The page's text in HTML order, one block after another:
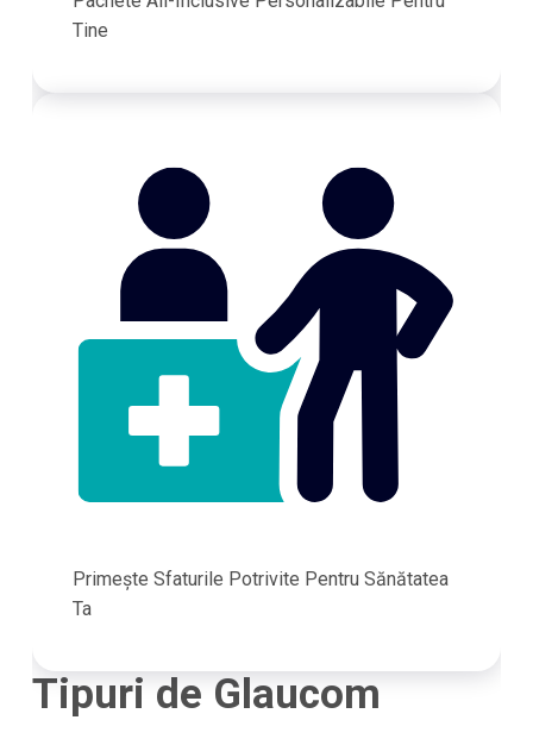
Tine
Primește Sfaturile Potrivite Pentru Sănătatea
Ta
Tipuri de Glaucom